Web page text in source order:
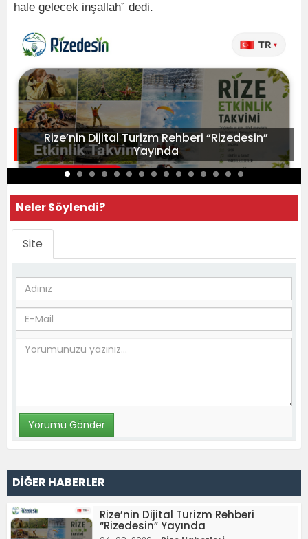
hale gelecek inşallah” dedi.
Rize’nin Dijital Turizm Rehberi “Rizedesin”
Yayında
Neler Söylendi?
Site
DİĞER HABERLER
Rize’nin Dijital Turizm Rehberi
“Rizedesin” Yayında